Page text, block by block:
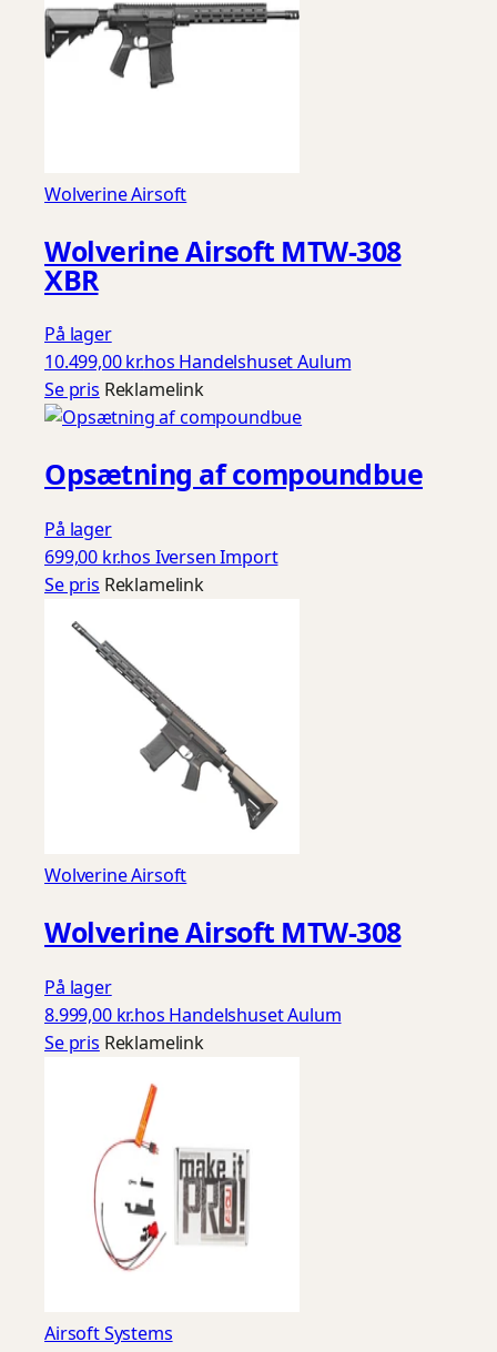
Wolverine Airsoft
Wolverine Airsoft MTW-308
XBR
På lager
10.499,00 kr.hos Handelshuset Aulum
Se pris Reklamelink
Opsætning af compoundbue
På lager
699,00 kr.hos Iversen Import
Se pris Reklamelink
Wolverine Airsoft
Wolverine Airsoft MTW-308
På lager
8.999,00 kr.hos Handelshuset Aulum
Se pris Reklamelink
Airsoft Systems